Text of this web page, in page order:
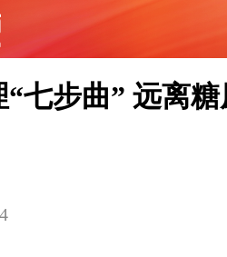
七步曲” 远离